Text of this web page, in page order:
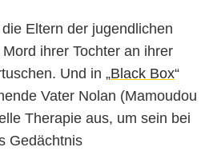
Eltern der jugendlichen
ihrer Tochter an ihrer
Und in „Black Box“
Vater Nolan (Mamoudou
Therapie aus, um sein bei
Gedächtnis